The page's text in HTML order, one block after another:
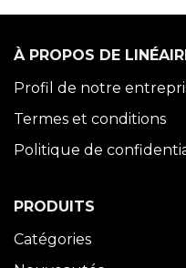
À PROPOS DE
Profil de notre
Termes et conditions
Politique de
PRODUITS
Catégories